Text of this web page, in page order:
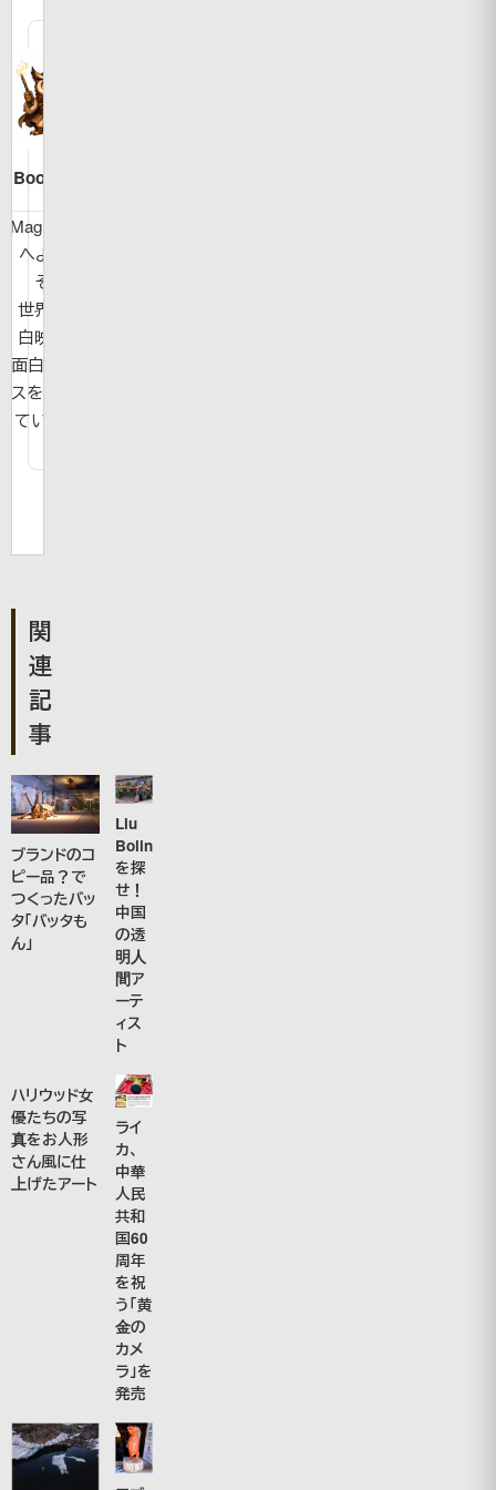
Bookman
MagicBook
へようこ
そ！
世界の面
白映像や
面白ニュー
スを紹介し
ています。
関
連
記
事
ブランドのコ
ピー品？で
つくったバッ
タ「バッタも
ん」
Liu
Bolin
を探
せ！
中国
の透
明人
間ア
ーテ
ィス
ト
ハリウッド女
優たちの写
真をお人形
さん風に仕
上げたアート
ライ
カ、
中華
人民
共和
国60
周年
を祝
う「黄
金の
カメ
ラ」を
発売